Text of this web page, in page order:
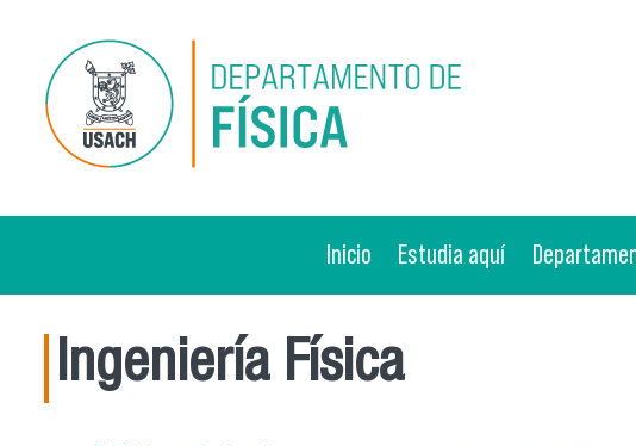
Inicio Estudia aquí
Ingeniería Física